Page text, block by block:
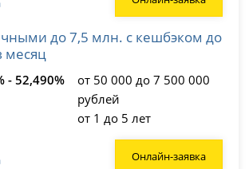
до 7,5 млн. с кешбэком до
месяц
- 52,490%
от 50 000 до 7 500 000
рублей
от 1 до 5 лет
Онлайн-заявка